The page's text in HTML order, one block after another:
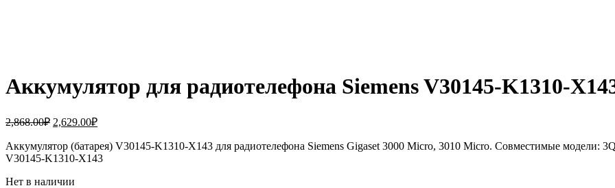
Аккумулятор для радиотелефона Siemens V30145-K1310-
2,868.00₽ Первоначальная
составляла
2,868.00₽.
2,629.00₽Текущая
2,629.00₽.
Аккумулятор (батарея) V30145-K1310-X143 для радиотелефона Siemens Gigaset 3000 Micro, 3010 Micro. Совместимые модели:
V30145-K1310-X143
Нет в наличии